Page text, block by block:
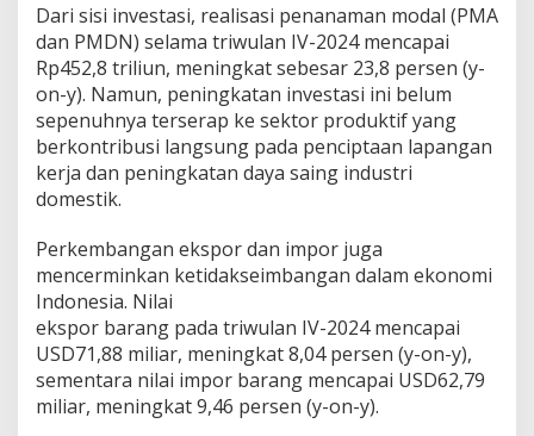
Dari sisi investasi, realisasi penanaman modal (PMA
dan PMDN) selama triwulan IV-2024 mencapai
Rp452,8 triliun, meningkat sebesar 23,8 persen (y-
on-y). Namun, peningkatan investasi ini belum
sepenuhnya terserap ke sektor produktif yang
berkontribusi langsung pada penciptaan lapangan
kerja dan peningkatan daya saing industri
domestik.
Perkembangan ekspor dan impor juga
mencerminkan ketidakseimbangan dalam ekonomi
Indonesia. Nilai
ekspor barang pada triwulan IV-2024 mencapai
USD71,88 miliar, meningkat 8,04 persen (y-on-y),
sementara nilai impor barang mencapai USD62,79
miliar, meningkat 9,46 persen (y-on-y).